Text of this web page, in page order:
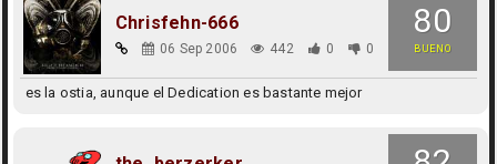
80
BUENO
Chrisfehn-666
06 Sep 2006 442 0 0
es la ostia, aunque el Dedication es bastante mejor